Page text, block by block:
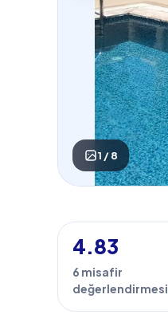
1 / 8
4.83
6 misafir
değerlendirmesi